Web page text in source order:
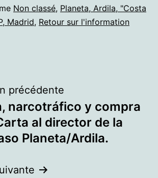
Non classé, Planeta, Ardila, "Costa
Madrid, Retour sur l'information
précédente
narcotráfico y compra
al director de la
Planeta/Ardila.